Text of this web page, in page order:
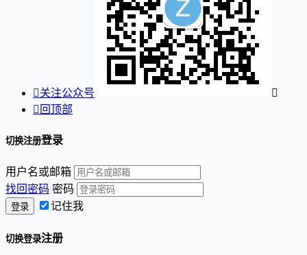
关注公众号

 回顶部
切换注册登录
用户名或邮箱
找回密码 密码
记住我
切换登录注册